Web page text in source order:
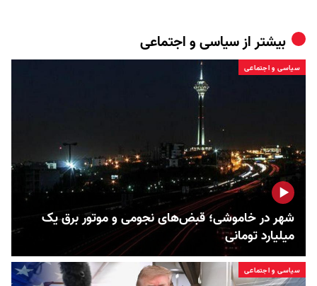
بیشتر ازسیاسی و اجتماعی
سیاسی و اجتماعی
شهر در خاموشی؛ قبض‌های نجومی و موتور برق یک
میلیارد تومانی
سیاسی و اجتماعی